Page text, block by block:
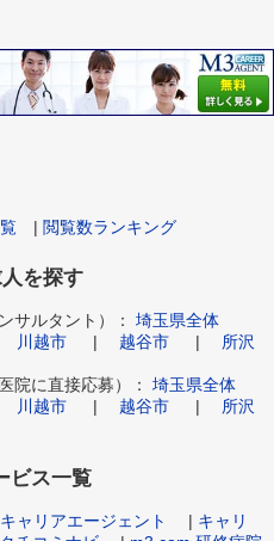
| 閲覧数ランキング
を探す
サルタント）： 埼玉県全体
川越市 | 越谷市 | 所沢
院に直接応募）： 埼玉県全体
川越市 | 越谷市 | 所沢
ビス一覧
ャリアエージェント | キャリ